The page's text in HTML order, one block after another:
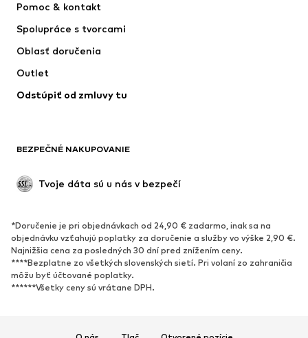
Bundy
Bielizeň
Kabáty
Plavky
Upcyklácia
Nové
Obľúbené
Tenisky
Členkové čižmy
Topánky na vysokom podpätku
Sandále
Papuče
Pomoc & kontakt
Spolupráce s tvorcami
Oblasť doručenia
Outlet
Odstúpiť od zmluvy tu
BEZPEČNÉ NAKUPOVANIE
Tvoje dáta sú u nás v bezpečí
*Doručenie je pri objednávkach od 24,90 € zadarmo, inak sa na
objednávku vzťahujú poplatky za doručenie a služby vo výške 2,90 €.
Najnižšia cena za posledných 30 dní pred znížením ceny.
****Bezplatne zo všetkých slovenských sietí. Pri volaní zo zahraničia
môžu byť účtované poplatky.
******Všetky ceny sú vrátane DPH.